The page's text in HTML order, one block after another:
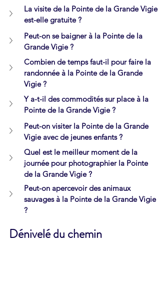
La visite de la Pointe de la Grande Vigie
est-elle gratuite ?
Peut-on se baigner à la Pointe de la
Grande Vigie ?
Combien de temps faut-il pour faire la
randonnée à la Pointe de la Grande
Vigie ?
Y a-t-il des commodités sur place à la
Pointe de la Grande Vigie ?
Peut-on visiter la Pointe de la Grande
Vigie avec de jeunes enfants ?
Quel est le meilleur moment de la
journée pour photographier la Pointe
de la Grande Vigie ?
Peut-on apercevoir des animaux
sauvages à la Pointe de la Grande Vigie
?
Dénivelé du chemin